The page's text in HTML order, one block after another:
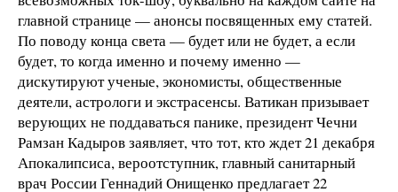
главной странице — анонсы посвященных ему статей.
По поводу конца света — будет или не будет, а если
будет, то когда именно и почему именно —
дискутируют ученые, экономисты, общественные
деятели, астрологи и экстрасенсы. Ватикан призывает
верующих не поддаваться панике, президент Чечни
Рамзан Кадыров заявляет, что тот, кто ждет 21 декабря
Апокалипсиса, вероотступник, главный санитарный
врач России Геннадий Онищенко предлагает 22